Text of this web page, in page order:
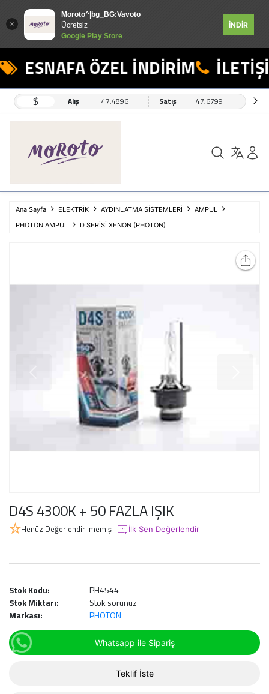
Moroto^|bg_BG:Vavoto
Ücretsiz
Google Play Store
İNDİR
ESNAFA ÖZEL İNDİRİM
$ Alış 47,4896 Satış 47,6799
Ana Sayfa ELEKTRİK AYDINLATMA SİSTEMLERİ
AMPUL
PHOTON AMPUL
D SERİSİ XENON (PHOTON)
D4S 4300K + 50 FAZLA IŞIK
Henüz Değerlendirilmemiş İlk Sen Değerlendir
Stok Kodu:
PH4544
Stok Miktarı:
Stok sorunuz
Markası:
PHOTON
Whatsapp ile Sipariş
Teklif İste